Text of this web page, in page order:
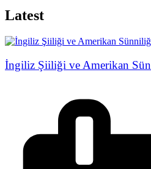
Latest
İngiliz Şiiliği ve Amerikan